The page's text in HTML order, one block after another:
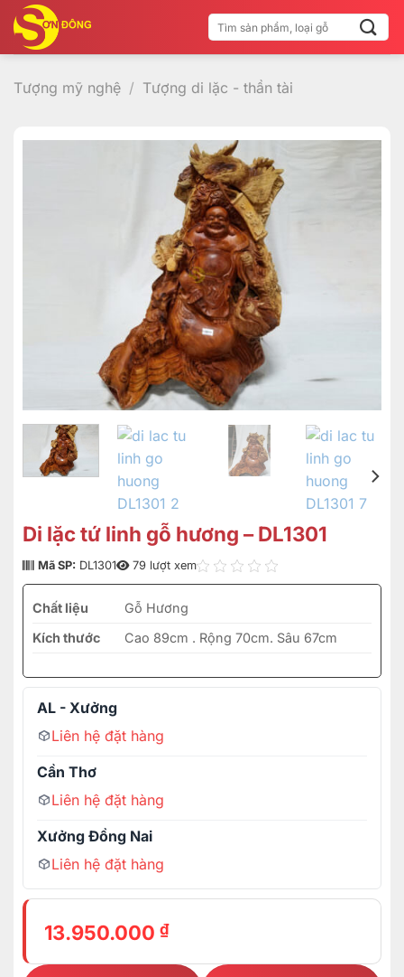
qua
nội
dung
Tìm
kiếm:
Tượng mỹ nghệ / Tượng di lặc - thần tài
Di lặc tứ linh gỗ hương – DL1301
Mã SP: DL1301 79 lượt xem
Chất liệu
Gỗ Hương
Kích thước
Cao 89cm . Rộng 70cm. Sâu 67cm
AL - Xưởng
Liên hệ đặt hàng
Cần Thơ
Liên hệ đặt hàng
Xưởng Đồng Nai
Liên hệ đặt hàng
13.950.000 ₫